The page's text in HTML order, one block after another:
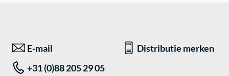
E-mail
Distributie merken
+31 (0)88 205 29 05